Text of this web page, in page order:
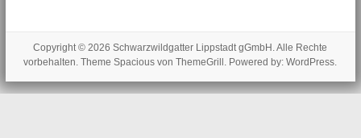
Copyright © 2026Schwarzwildgatter Lippstadt gGmbH . Alle Rechte
vorbehalten. ThemeSpacious von ThemeGrill. Powered by:WordPress.